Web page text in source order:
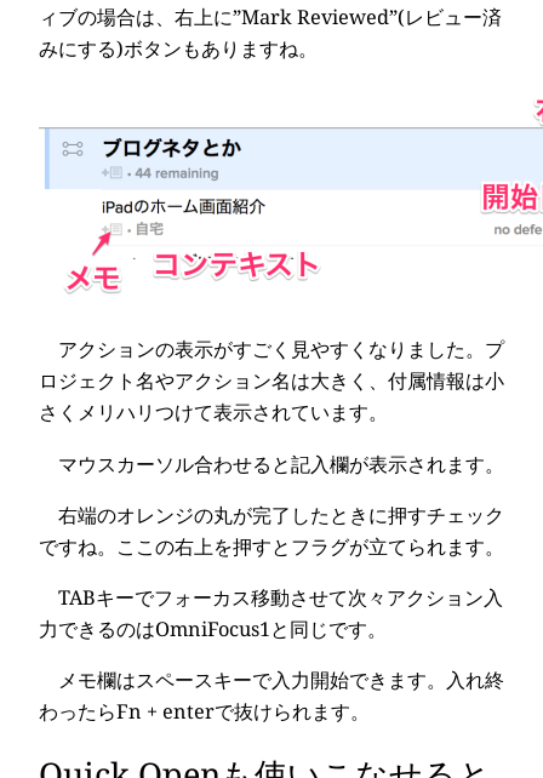
ィブの場合は、右上に”Mark Reviewed”(レビュー済
みにする)ボタンもありますね。
アクションの表示がすごく見やすくなりました。プ
ロジェクト名やアクション名は大きく、付属情報は小
さくメリハリつけて表示されています。
マウスカーソル合わせると記入欄が表示されます。
右端のオレンジの丸が完了したときに押すチェック
ですね。ここの右上を押すとフラグが立てられます。
TABキーでフォーカス移動させて次々アクション入
力できるのはOmniFocus1と同じです。
メモ欄はスペースキーで入力開始できます。入れ終
わったらFn + enterで抜けられます。